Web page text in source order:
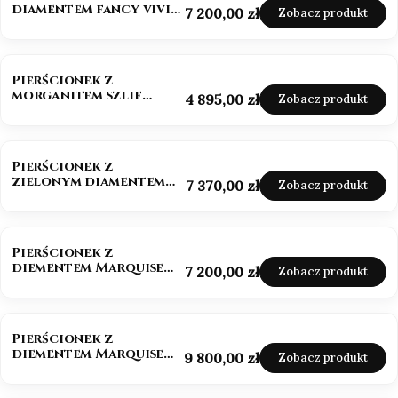
diamentem fancy vivid Cena
7 200,00 zł Zobacz produkt
Pierścionek z
morganitem szlif
Cena
4 895,00 zł Zobacz produkt
Pierścionek z
zielonym diamentem
Cena
7 370,00 zł Zobacz produkt
Pierścionek z
diementem Marquise
Cena
7 200,00 zł Zobacz produkt
Pierścionek z
diementem Marquise
Cena
9 800,00 zł Zobacz produkt